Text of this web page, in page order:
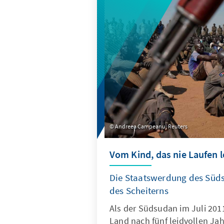
Bedeutung, welche die
inzwischen der BRICS
Aufmerksamkeit erfährt die
und Äthiopien als aktuellem
Mitgliedsland sowie in
regionale Mächte und
Akteure gelten. In vielen
Subsahara-Afrikas spielt sie
und politischen Diskurs eine
Rolle.
Andreea Campeanu, Reuters
Vom Kind, das nie Laufen
Die Staatswerdung des
des Scheiterns
Als der Südsudan im Juli
Land nach fünf leidvollen